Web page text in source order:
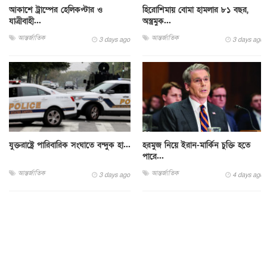
আকাশে ট্রাম্পের হেলিকপ্টার ও
যাত্রীবাহী...
আন্তর্জাতিক 3 days ago
হিরোশিমায় বোমা হামলার ৮১ বছর,
অস্ত্রমুক...
আন্তর্জাতিক 3 days ago
যুক্তরাষ্ট্রে পারিবারিক সংঘাতে বন্দুক হা...
আন্তর্জাতিক 3 days ago
হরমুজ নিয়ে ইরান-মার্কিন চুক্তি হতে
পারে...
আন্তর্জাতিক 4 days ago